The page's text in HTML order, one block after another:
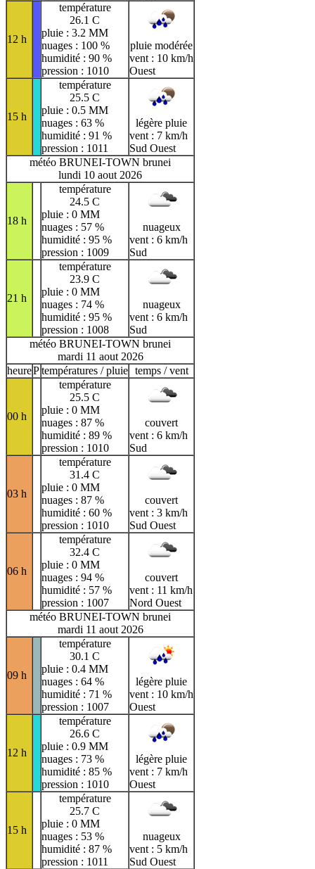
12 h
température
26.1 C
pluie : 3.2 MM
nuages : 100 %
humidité : 90 %
pression : 1010
pluie modérée
vent : 10 km/h
Ouest
15 h
température
25.5 C
pluie : 0.5 MM
nuages : 63 %
humidité : 91 %
pression : 1011
légère pluie
vent : 7 km/h
Sud Ouest
météo BRUNEI-TOWN brunei
lundi 10 aout 2026
18 h
température
24.5 C
pluie : 0 MM
nuages : 57 %
humidité : 95 %
pression : 1009
nuageux
vent : 6 km/h
Sud
21 h
température
23.9 C
pluie : 0 MM
nuages : 74 %
humidité : 95 %
pression : 1008
nuageux
vent : 6 km/h
Sud
météo BRUNEI-TOWN brunei
mardi 11 aout 2026
heurePtempératures / pluie temps / vent
00 h
température
25.5 C
pluie : 0 MM
nuages : 87 %
humidité : 89 %
pression : 1010
couvert
vent : 6 km/h
Sud
03 h
température
31.4 C
pluie : 0 MM
nuages : 87 %
humidité : 60 %
pression : 1010
couvert
vent : 3 km/h
Sud Ouest
06 h
température
32.4 C
pluie : 0 MM
nuages : 94 %
humidité : 57 %
pression : 1007
couvert
vent : 11 km/h
Nord Ouest
météo BRUNEI-TOWN brunei
mardi 11 aout 2026
09 h
température
30.1 C
pluie : 0.4 MM
nuages : 64 %
humidité : 71 %
pression : 1007
légère pluie
vent : 10 km/h
Ouest
12 h
température
26.6 C
pluie : 0.9 MM
nuages : 73 %
humidité : 85 %
pression : 1010
légère pluie
vent : 7 km/h
Ouest
15 h
température
25.7 C
pluie : 0 MM
nuages : 53 %
humidité : 87 %
pression : 1011
nuageux
vent : 5 km/h
Sud Ouest